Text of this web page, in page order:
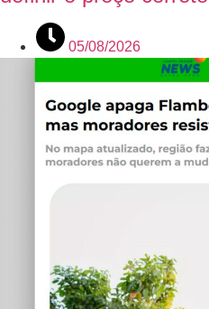
05/08/2026